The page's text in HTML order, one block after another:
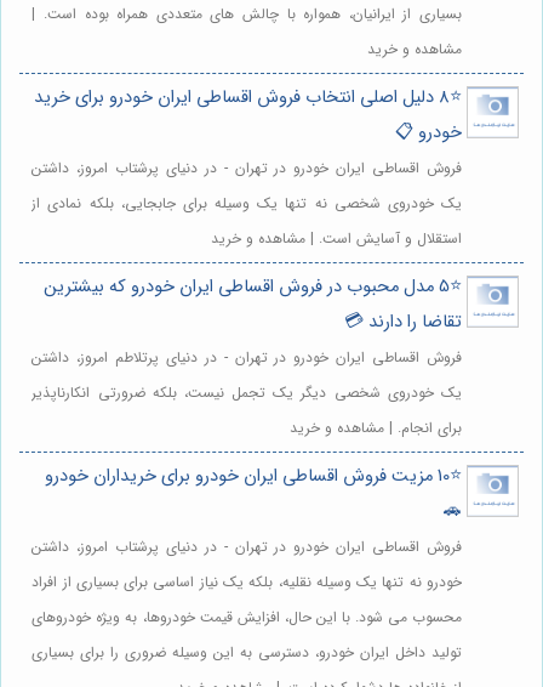
بسیاری از ایرانیان، همواره با چالش های متعددی همراه بوده است. |
مشاهده و خرید
⭐️8 دلیل اصلی انتخاب فروش اقساطی ایران خودرو برای خرید
خودرو 📋
فروش اقساطی ایران خودرو در تهران - در دنیای پرشتاب امروز، داشتن
یک خودروی شخصی نه تنها یک وسیله برای جابجایی، بلکه نمادی از
استقلال و آسایش است. | مشاهده و خرید
⭐️5 مدل محبوب در فروش اقساطی ایران خودرو که بیشترین
تقاضا را دارند 💳
فروش اقساطی ایران خودرو در تهران - در دنیای پرتلاطم امروز، داشتن
یک خودروی شخصی دیگر یک تجمل نیست، بلکه ضرورتی انکارناپذیر
برای انجام. | مشاهده و خرید
⭐️10 مزیت فروش اقساطی ایران خودرو برای خریداران خودرو
🚗
فروش اقساطی ایران خودرو در تهران - در دنیای پرشتاب امروز، داشتن
خودرو نه تنها یک وسیله نقلیه، بلکه یک نیاز اساسی برای بسیاری از افراد
محسوب می شود. با این حال، افزایش قیمت خودروها، به ویژه خودروهای
تولید داخل ایران خودرو، دسترسی به این وسیله ضروری را برای بسیاری